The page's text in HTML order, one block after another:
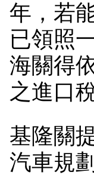
年，若
已領照
海關得
之進口
基隆關
汽車規